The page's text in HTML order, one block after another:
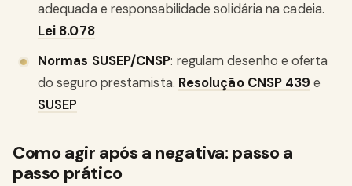
adequada e responsabilidade solidária na cadeia.
Lei 8.078
Normas SUSEP/CNSP: regulam desenho e oferta
do seguro prestamista. Resolução CNSP 439 e
SUSEP
Como agir após a negativa: passo a
passo prático